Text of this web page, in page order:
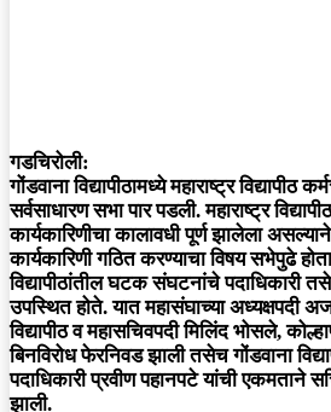
गडचिरोली:
गोंडवाना विद्यापीठामध्ये महाराष्ट्र विद्यापीठ
सर्वसाधारण सभा पार पडली. महाराष्ट्र
कार्यकारिणीचा कालावधी पूर्ण झालेला
कार्यकारिणी गठित करण्याचा विषय सभेपुढे
विद्यापीठांतील घटक संघटनांचे पदाधिकारी
उपस्थित होते. यात महासंघाच्या अध्यक्षपदी
विद्यापीठ व महासचिवपदी मिलिंद भोसले,
बिनविरोध फेरनिवड झाली तसेच गोंडवाना
पदाधिकारी प्रवीण पहानपटे यांची एकमताने
झाली.